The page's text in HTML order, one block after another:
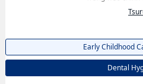
Early Childhood
Dental